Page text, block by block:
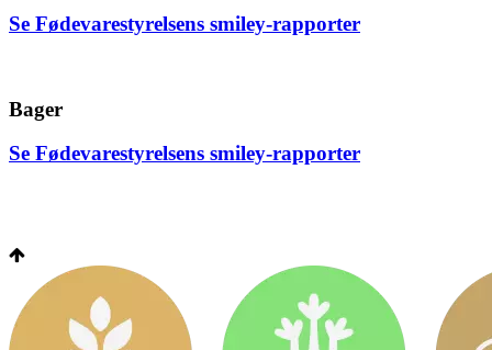
Se Fødevarestyrelsens smiley-rapporter
Bager
Se Fødevarestyrelsens smiley-rapporter